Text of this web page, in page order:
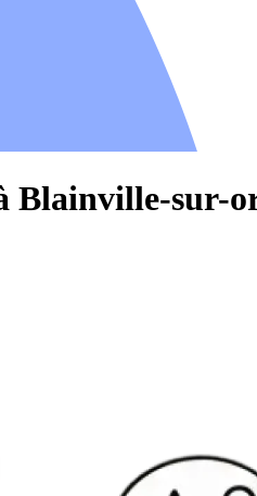
Blainville-sur-